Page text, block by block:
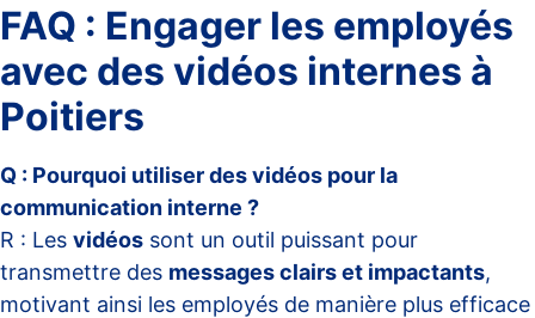
FAQ : Engager les employés
avec des vidéos internes à
Poitiers
Q : Pourquoi utiliser des vidéos pour la
communication interne ?
R : Les vidéos sont un outil puissant pour
transmettre des messages clairs et impactants,
motivant ainsi les employés de manière plus efficace